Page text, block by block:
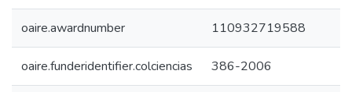
oaire.awardnumber 110932719588
oaire.funderidentifier.colciencias 386-2006